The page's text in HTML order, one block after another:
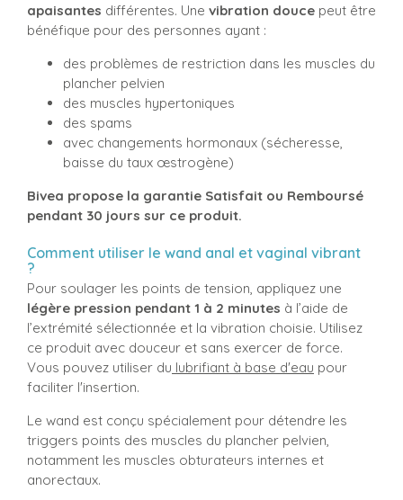
apaisantes différentes. Une vibration douce peut être
bénéfique pour des personnes ayant :
des problèmes de restriction dans les muscles du
plancher pelvien
des muscles hypertoniques
des spams
avec changements hormonaux (sécheresse,
baisse du taux œstrogène)
Bivea propose la garantie Satisfait ou Remboursé
pendant 30 jours sur ce produit.
Comment utiliser le wand anal et vaginal vibrant
?
Pour soulager les points de tension, appliquez une
légère pression pendant 1 à 2 minutes à l’aide de
l’extrémité sélectionnée et la vibration choisie. Utilisez
ce produit avec douceur et sans exercer de force.
Vous pouvez utiliser du lubrifiant à base d'eau pour
faciliter l'insertion.
Le wand est conçu spécialement pour détendre les
triggers points des muscles du plancher pelvien,
notamment les muscles obturateurs internes et
anorectaux.